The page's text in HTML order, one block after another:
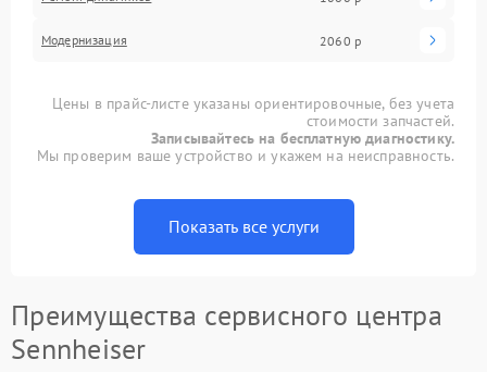
Модернизация 2060 р
Цены в прайс-листе указаны ориентировочные, без учета
стоимости запчастей.
Записывайтесь на бесплатную диагностику.
Мы проверим ваше устройство и укажем на неисправность.
Показать все услуги
Преимущества сервисного центра
Sennheiser